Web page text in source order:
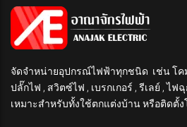
จัดจำหน่ายอุปกรณ์ไฟฟ้าทุกชนิด เช่น โค
ปลั๊กไฟ , สวิตซ์ไฟ , เบรกเกอร์ , รีเลย์ , ไ
เหมาะสำหรับทั้งใช้ตกแต่งบ้าน หรือติดตั้